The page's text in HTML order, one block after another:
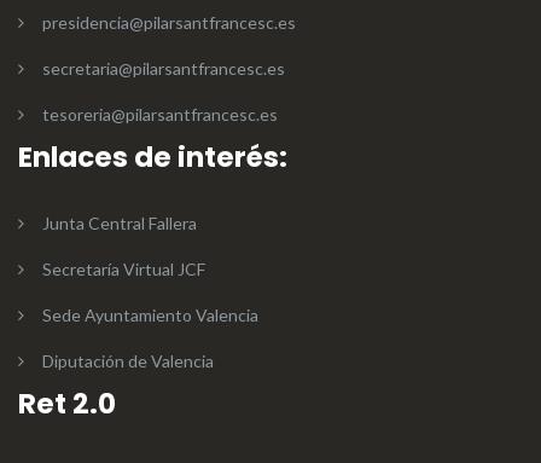
presidencia@pilarsantfrancesc.es
secretaria@pilarsantfrancesc.es
tesoreria@pilarsantfrancesc.es
Enlaces de interés:
Junta Central Fallera
Secretaría Virtual JCF
Sede Ayuntamiento Valencia
Diputación de Valencia
Ret 2.0